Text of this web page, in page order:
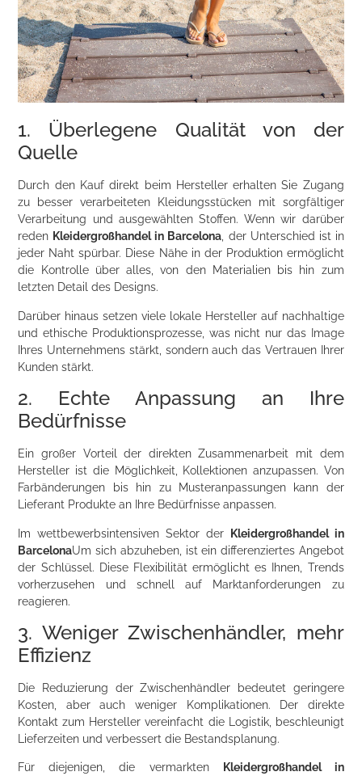
1. Überlegene Qualität von der
Quelle
Durch den Kauf direkt beim Hersteller erhalten Sie Zugang
zu besser verarbeiteten Kleidungsstücken mit sorgfältiger
Verarbeitung und ausgewählten Stoffen. Wenn wir darüber
reden Kleidergroßhandel in Barcelona, der Unterschied ist in
jeder Naht spürbar. Diese Nähe in der Produktion ermöglicht
die Kontrolle über alles, von den Materialien bis hin zum
letzten Detail des Designs.
Darüber hinaus setzen viele lokale Hersteller auf nachhaltige
und ethische Produktionsprozesse, was nicht nur das Image
Ihres Unternehmens stärkt, sondern auch das Vertrauen Ihrer
Kunden stärkt.
2. Echte Anpassung an Ihre
Bedürfnisse
Ein großer Vorteil der direkten Zusammenarbeit mit dem
Hersteller ist die Möglichkeit, Kollektionen anzupassen. Von
Farbänderungen bis hin zu Musteranpassungen kann der
Lieferant Produkte an Ihre Bedürfnisse anpassen.
Im wettbewerbsintensiven Sektor der
Kleidergroßhandel in
BarcelonaUm sich abzuheben, ist ein differenziertes Angebot
der Schlüssel. Diese Flexibilität ermöglicht es Ihnen, Trends
vorherzusehen und schnell auf Marktanforderungen zu
reagieren.
3. Weniger Zwischenhändler, mehr
Effizienz
Die Reduzierung der Zwischenhändler bedeutet geringere
Kosten, aber auch weniger Komplikationen. Der direkte
Kontakt zum Hersteller vereinfacht die Logistik, beschleunigt
Lieferzeiten und verbessert die Bestandsplanung.
Für diejenigen, die vermarkten Kleidergroßhandel in